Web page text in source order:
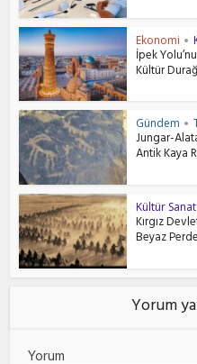
Ekonomi •
İpek
Kültür
Gündem •
Jungar-
Antik Kaya
Kültür Sanat
Kırgız
Beyaz
Yorum
Yorum